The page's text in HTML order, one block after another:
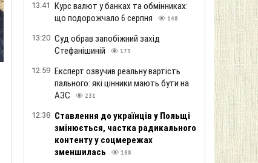
13:41 Курс валют у банках та обмінниках:
що подорожчало 6 серпня
148
13:20 Суд обрав запобіжний захід
Стефанішиній
173
12:59 Експерт озвучив реальну вартість
пального: які цінники мають бути на
АЗС
231
12:38 Ставлення до українців у Польщі
змінюється, частка радикального
контенту у соцмережах
зменшилась
188